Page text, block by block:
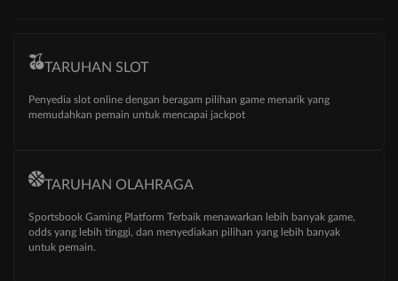
TARUHAN SLOT
Penyedia slot online dengan beragam pilihan game menarik yang
memudahkan pemain untuk mencapai jackpot
TARUHAN OLAHRAGA
Sportsbook Gaming Platform Terbaik menawarkan lebih banyak game,
odds yang lebih tinggi, dan menyediakan pilihan yang lebih banyak
untuk pemain.